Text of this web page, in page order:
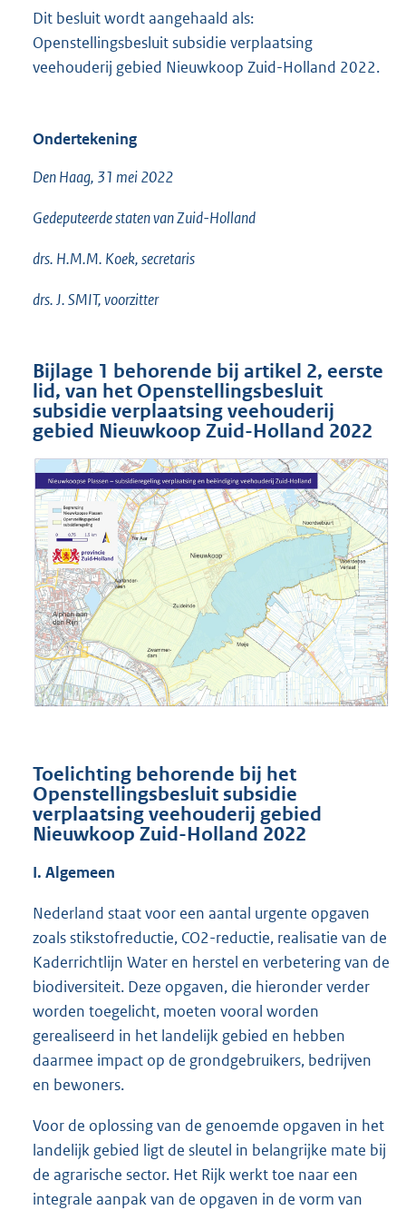
Dit besluit wordt aangehaald als:
Openstellingsbesluit subsidie verplaatsing
veehouderij gebied Nieuwkoop Zuid-Holland 2022.
Ondertekening
Den Haag, 31 mei 2022
Gedeputeerde staten van Zuid-Holland
drs. H.M.M. Koek, secretaris
drs. J. SMIT, voorzitter
Bijlage 1 behorende bij artikel 2, eerste
lid, van het Openstellingsbesluit
subsidie verplaatsing veehouderij
gebied Nieuwkoop Zuid-Holland 2022
Toelichting behorende bij het
Openstellingsbesluit subsidie
verplaatsing veehouderij gebied
Nieuwkoop Zuid-Holland 2022
I. Algemeen
Nederland staat voor een aantal urgente opgaven
zoals stikstofreductie, CO2-reductie, realisatie van de
Kaderrichtlijn Water en herstel en verbetering van de
biodiversiteit. Deze opgaven, die hieronder verder
worden toegelicht, moeten vooral worden
gerealiseerd in het landelijk gebied en hebben
daarmee impact op de grondgebruikers, bedrijven
en bewoners.
Voor de oplossing van de genoemde opgaven in het
landelijk gebied ligt de sleutel in belangrijke mate bij
de agrarische sector. Het Rijk werkt toe naar een
integrale aanpak van de opgaven in de vorm van